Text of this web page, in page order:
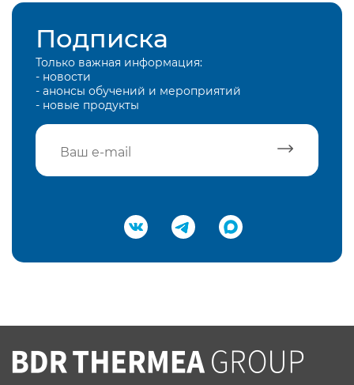
Подписка
Только важная информация:
- новости
- анонсы обучений и мероприятий
- новые продукты
Подтвердить e-mail
Вы соглашаетесь с нашей политикой
конфеденциальности